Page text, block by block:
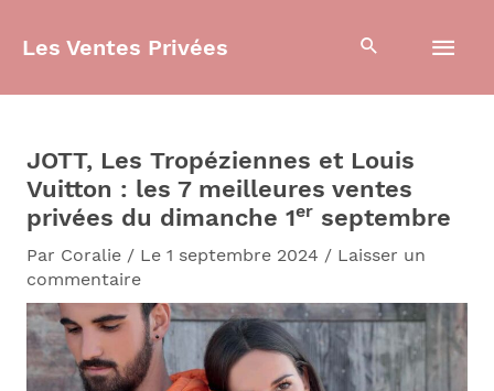
Les Ventes Privées
JOTT, Les Tropéziennes et Louis
Vuitton : les 7 meilleures ventes
privées du dimanche 1erseptembre
Par Coralie / Le 1 septembre 2024 / Laisser un
commentaire